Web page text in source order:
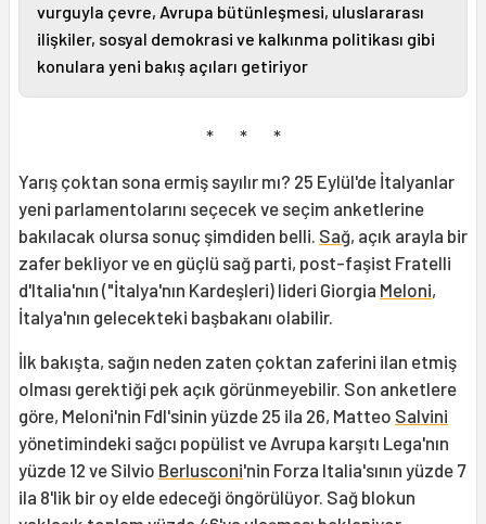
vurguyla çevre, Avrupa bütünleşmesi, uluslararası
ilişkiler, sosyal demokrasi ve kalkınma politikası gibi
konulara yeni bakış açıları getiriyor
* * *
Yarış çoktan sona ermiş sayılır mı? 25 Eylül'de İtalyanlar
yeni parlamentolarını seçecek ve seçim anketlerine
bakılacak olursa sonuç şimdiden belli. Sağ, açık arayla bir
zafer bekliyor ve en güçlü sağ parti, post-faşist Fratelli
d'Italia'nın ("İtalya'nın Kardeşleri) lideri Giorgia Meloni,
İtalya'nın gelecekteki başbakanı olabilir.
İlk bakışta, sağın neden zaten çoktan zaferini ilan etmiş
olması gerektiği pek açık görünmeyebilir. Son anketlere
göre, Meloni'nin FdI'sinin yüzde 25 ila 26, Matteo Salvini
yönetimindeki sağcı popülist ve Avrupa karşıtı Lega'nın
yüzde 12 ve Silvio Berlusconi'nin Forza Italia'sının yüzde 7
ila 8'lik bir oy elde edeceği öngörülüyor. Sağ blokun